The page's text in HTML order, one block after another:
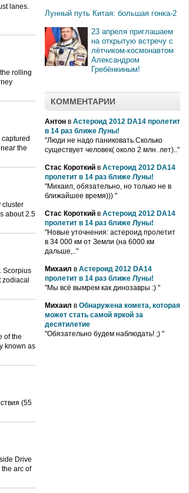
lanes.
rolling
the
cluster
about 2.5
Scorpius
of the
known as
(55
Drive
arc of
Лунный путь Китая: большая гонка-2
23 апреля приглашаем
на открытую встречу с
лётчиком-космонавтом
Александром
Гребёнкиным!
КОММЕНТАРИИ
Антон в Астероид 2012 DA14 пролетит
в 14 раз ближе Луны!
"Люди не надо паниковать.Сколько
существует человек( около 2 млн. лет).."
Стас Короткий в Астероид 2012 DA14
пролетит в 14 раз ближе Луны!
"Михаил, обязательно, но только не в
ближайшее время))) "
Стас Короткий в Астероид 2012 DA14
пролетит в 14 раз ближе Луны!
"Новые уточнения: астероид пролетит
в 34 000 км от Земли (на 6000 км
дальше,.."
Михаил в Астероид 2012 DA14
пролетит в 14 раз ближе Луны!
"Мы всё вымрем как динозавры :) "
Михаил в Обнаружена комета, которая
может стать самой яркой за
десятилетие
"Обязательно будем наблюдать! ;) "